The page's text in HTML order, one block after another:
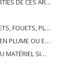
CES ARTICLES
ET LEURS PARTIES
DE CHEVEUX HUMAINS
DE CELUI-CI